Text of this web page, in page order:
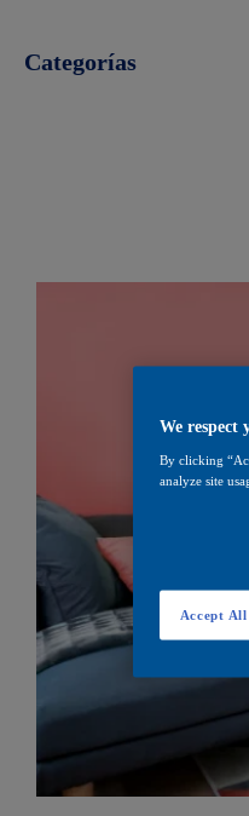
Categorías
We respect
By clicking
analyze site
Accept All